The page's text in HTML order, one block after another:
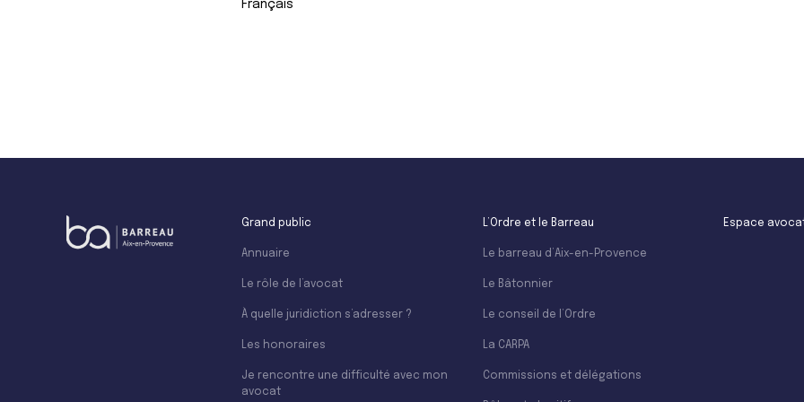
Français
Grand public
Annuaire
Le rôle de l’avocat
À quelle juridiction s’adresser ?
Les honoraires
Je rencontre une difficulté avec mon
avocat
L’Ordre et le Barreau
Le barreau d’Aix-en-Provence
Le Bâtonnier
Le conseil de l’Ordre
La CARPA
Commissions et délégations
Espace